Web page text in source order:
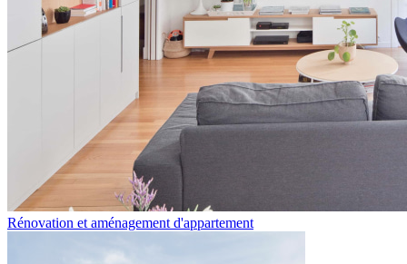
Rénovation et aménagement d'appartement